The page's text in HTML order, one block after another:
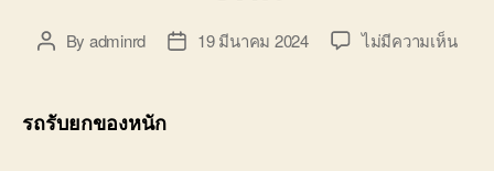
เขต
บ่อ
วิน
PostBy adminrd
Post19 มีนาคม 2024 ไม่มีความเห็นบน
รถรับยกของหนัก